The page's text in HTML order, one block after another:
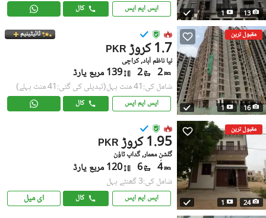
13
1 ایس ایم ایس کال
مقبول ترین
16
1
ٹائیٹینیم
PKR 1.7 کروڑ
نیا ناظم آباد, کراچی
2
2 139 مربع یارڈ
شامل کی:41 منٹ پہل (تبدیلی کی گئی:41 منٹ پہلے)
ایس ایم ایس کال
مقبول ترین
24
1
PKR 1.95 کروڑ
گلشنِ معمار, گداپ ٹاؤن
4
6 120 مربع یارڈ
شامل کی:3 گھنٹے پہل
ایس ایم ایس کال ای میل